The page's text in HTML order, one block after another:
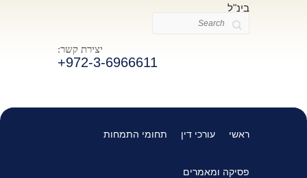
בינ"ל
יצירת קשר:
+972-3-6966611
Search
ראשי עורכי דין תחומי התמחות
פסיקה ומאמרים